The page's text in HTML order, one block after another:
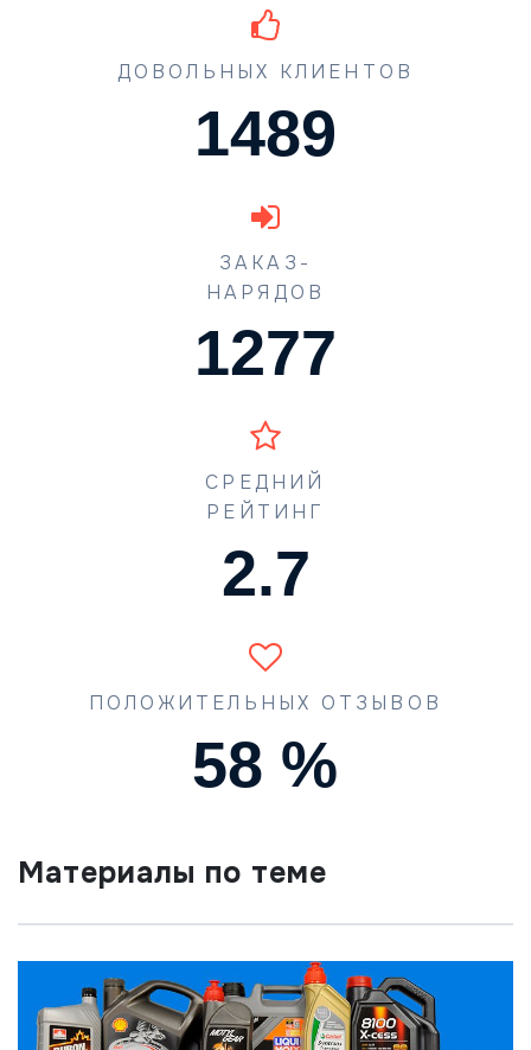
ДОВОЛЬНЫХ КЛИЕНТОВ
1489
ЗАКАЗ-
НАРЯДОВ
1773
СРЕДНИЙ
РЕЙТИНГ
4.2
ПОЛОЖИТЕЛЬНЫХ ОТЗЫВОВ
90 %
Материалы по теме